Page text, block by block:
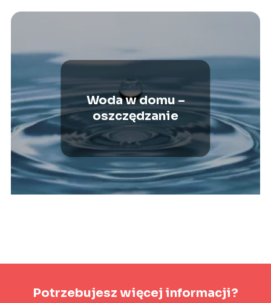
Woda w domu –
oszczędzanie
Potrzebujesz więcej informacji?